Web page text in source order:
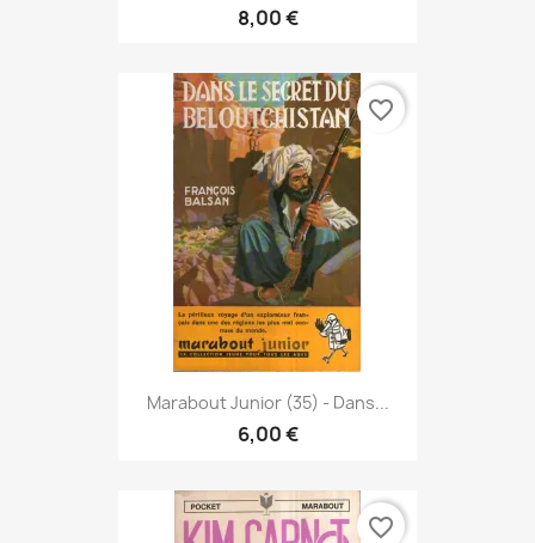
8,00 €
Marabout Junior (35) - Dans...
6,00 €
favorite_border
favorite_border